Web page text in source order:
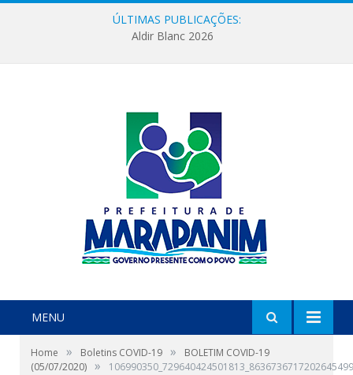
ÚLTIMAS PUBLICAÇÕES:
Aldir Blanc 2026
MENU
Home » Boletins COVID-19 »
BOLETIM COVID-19
(05/07/2020) »